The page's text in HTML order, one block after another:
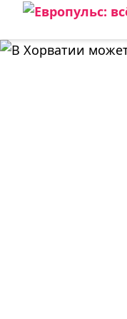
Skip
content
ЕВРОПУЛЬС: